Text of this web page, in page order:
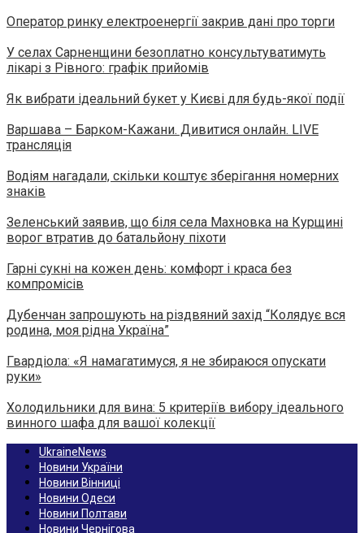
Оператор ринку електроенергії закрив дані про торги
У селах Сарненщини безоплатно консультуватимуть
лікарі з Рівного: графік прийомів
Як вибрати ідеальний букет у Києві для будь-якої події
Варшава – Барком-Кажани. Дивитися онлайн. LIVE
трансляція
Водіям нагадали, скільки коштує зберігання номерних
знаків
Зеленський заявив, що біля села Махновка на Курщині
ворог втратив до батальйону піхоти
Гарні сукні на кожен день: комфорт і краса без
компромісів
Дубенчан запрошують на різдвяний захід “Колядує вся
родина, моя рідна Україна”
Гвардіола: «Я намагатимуся, я не збираюся опускати
руки»
Холодильники для вина: 5 критеріїв вибору ідеального
винного шафа для вашої колекції
UkraineNews
Новини України
Новини Вінниці
Новини Одеси
Новини Полтави
Новини Чернігова